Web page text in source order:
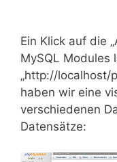
Ein Klick auf die
MySQL Modules
„http://localhost/
haben wir eine
verschiedenen
Datensätze: